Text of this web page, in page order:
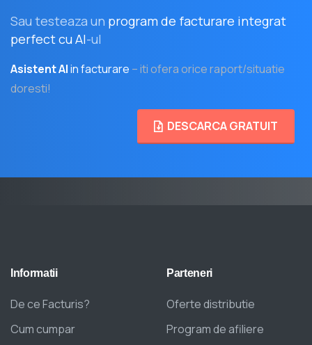
Sau testeaza un program de facturare integrat
perfect cu AI-ul
Asistent AIin facturare – iti ofera orice raport/situatie
doresti!
DESCARCA GRATUIT
Informatii
De ce Facturis?
Cum cumpar
Parteneri
Oferte distributie
Program de afiliere